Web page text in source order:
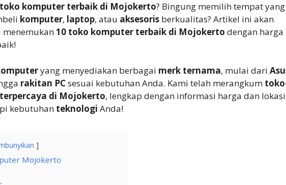
toko komputer terbaik di Mojokerto? Bingung memilih tempat yang
komputer, laptop, atau aksesoris berkualitas? Artikel ini akan
menemukan10 toko komputer terbaik di Mojokerto dengan harga
yang menyediakan berbagai merk ternama, mulai dari
rakitan PCsesuai kebutuhan Anda. Kami telah merangkum
di Mojokerto, lengkap dengan informasi harga dan
kebutuhan teknologi Anda!
Mojokerto